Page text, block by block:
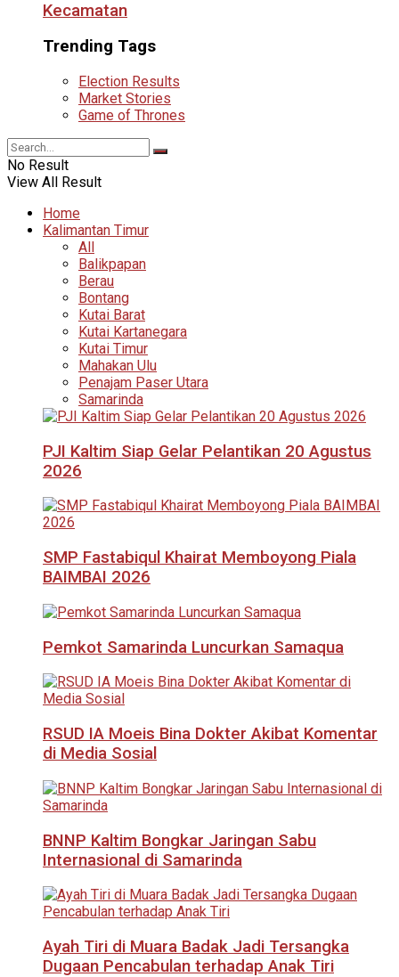
Kecamatan
Trending Tags
Election Results
Market Stories
Game of Thrones
No Result
View All Result
Home
Kalimantan Timur
All
Balikpapan
Berau
Bontang
Kutai Barat
Kutai Kartanegara
Kutai Timur
Mahakan Ulu
Penajam Paser Utara
Samarinda
PJI Kaltim Siap Gelar Pelantikan 20 Agustus
2026
SMP Fastabiqul Khairat Memboyong Piala
BAIMBAI 2026
Pemkot Samarinda Luncurkan Samaqua
RSUD IA Moeis Bina Dokter Akibat Komentar
di Media Sosial
BNNP Kaltim Bongkar Jaringan Sabu
Internasional di Samarinda
Ayah Tiri di Muara Badak Jadi Tersangka
Dugaan Pencabulan terhadap Anak Tiri